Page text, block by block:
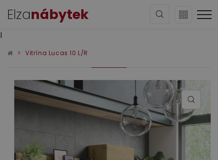
Elzanábytek
Sedací soupravy
l
Vitrína Lucas 10 L/R